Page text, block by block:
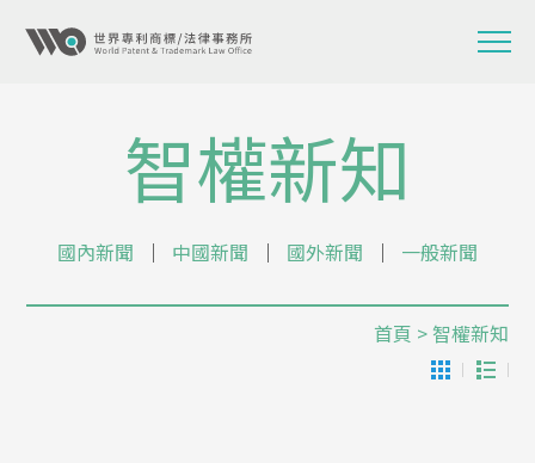
智權新知
國內新聞 │ 中國新聞 │ 國外新聞 │ 一般新聞
首頁 > 智權新知